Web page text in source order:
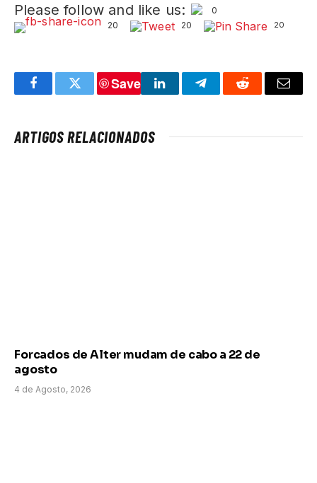
Please follow and like us:
0
20
20 20
FacebookTwitter
Save
LinkedInTelegramReddit Email
ARTIGOS RELACIONADOS
Forcados de Alter mudam de cabo a 22 de
agosto
4 de Agosto, 2026